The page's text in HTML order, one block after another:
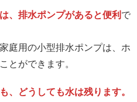
、排水ポンプがあると便利 で
庭用の小型排水ポンプは、ホ
とができます。
、どうしても水は残ります。